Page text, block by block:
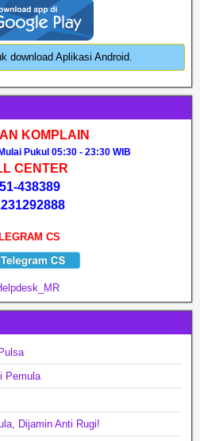
download Aplikasi Android.
KOMPLAIN
Pukul 05:30 - 23:30 WIB
CENTER
438389
CS
Pemula
Dijamin Anti Rugi!